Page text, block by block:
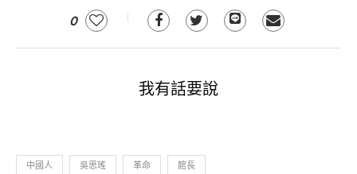
0
我有話要說
中國人 吳思瑤 革命 館長